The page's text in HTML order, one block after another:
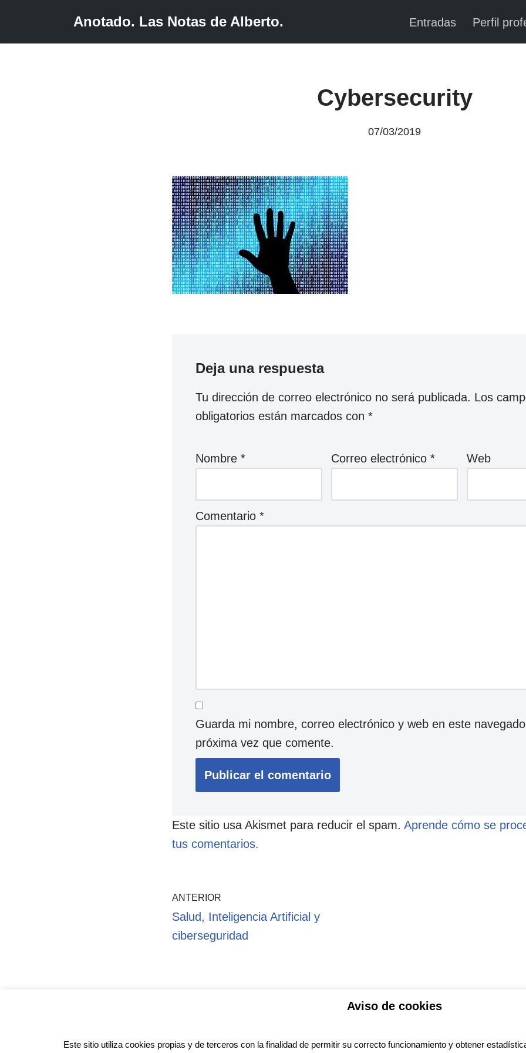
Anotado. Las Notas de Alberto. Entradas Perfil
Cybersecurity
07/03/2019
Deja una respuesta
Tu dirección de correo electrónico no será publicada. Los
obligatorios están marcados con*
Nombre* Correo electrónico* Web
Comentario*
Guarda mi nombre, correo electrónico y web en este
próxima vez que comente.
Este sitio usa Akismet para reducir el spam.Aprende cómo se
tus comentarios.
ANTERIOR
Salud, Inteligencia Artificial y
ciberseguridad
Anotado funciona gracias aWordPresscon diseño del temaNeve
Aviso de cookies
Este sitio utiliza cookies propias y de terceros con la finalidad de permitir su correcto funcionamiento y obtener